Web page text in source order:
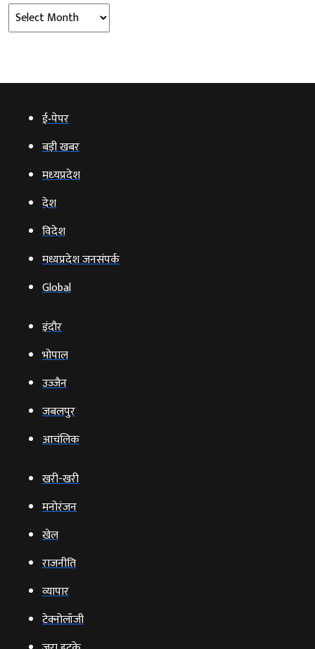
Archives
ई‑पेपर
बड़ी खबर
मध्‍यप्रदेश
देश
विदेश
मध्यप्रदेश जनसंपर्क
Global
इंदौर
भोपाल
उज्‍जैन
जबलपुर
आचंलिक
खरी-खरी
मनोरंजन
खेल
राजनीति
व्‍यापार
टेक्‍नोलॉजी